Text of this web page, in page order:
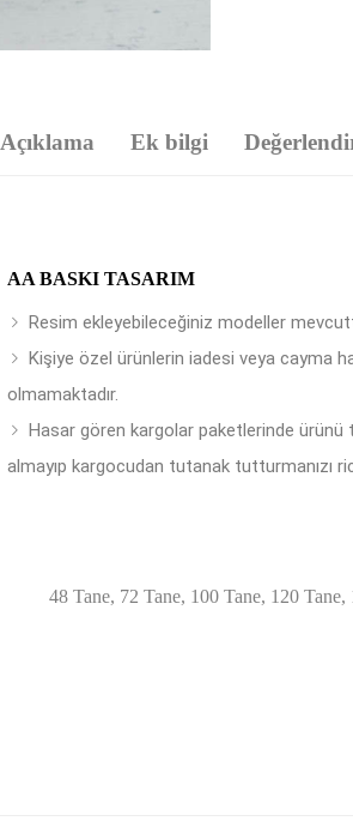
Açıklama Ek bilgi
AA BASKI TASARIM
Resim ekleyebileceğiniz modeller
Kişiye özel ürünlerin iadesi veya cayma
olmamaktadır.
Hasar gören kargolar paketlerinde ürünü
almayıp kargocudan tutanak tutturmanızı
48 Tane, 72 Tane, 100 Tane, 120